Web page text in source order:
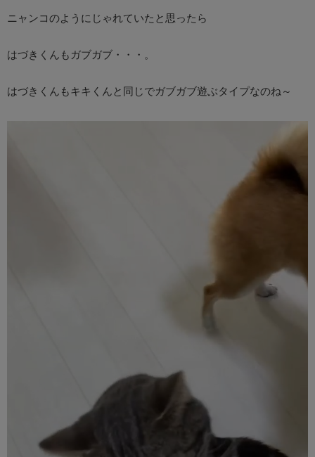
ニャンコのようにじゃれていたと思ったら
はづきくんもガブガブ・・・。
はづきくんもキキくんと同じでガブガブ遊ぶタイプなのね～